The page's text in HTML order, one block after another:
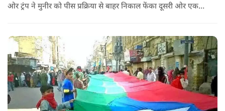
ओर ट्रंप ने मुनीर को पीस प्रक्रिया से बाहर निकाल फेंका दूसरी ओर एक